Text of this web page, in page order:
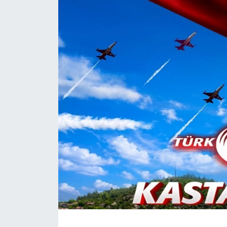
Devrekani Haberleri
Doğanyurt Haberleri
Hanönü Haberleri
İhsangazi Haberleri
İnebolu Haberleri
Küre Haberleri
Merkez Haberleri